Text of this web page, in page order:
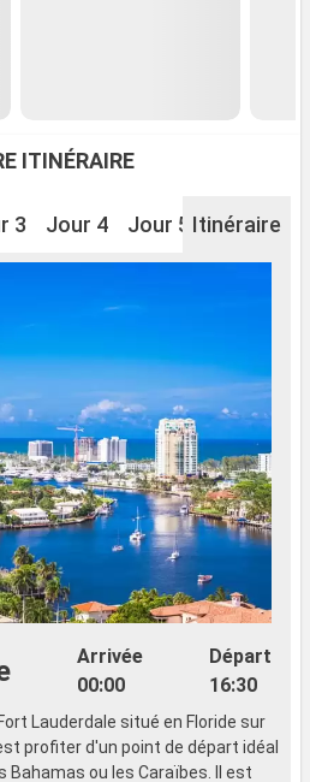
ITINÉRAIRE
3 Jour 4 Jour 5 Itinéraire
Arrivée
00:00
Départ
16:30
Lauderdale situé en Floride sur
profiter d'un point de départ idéal
Bahamas ou les Caraïbes. Il est